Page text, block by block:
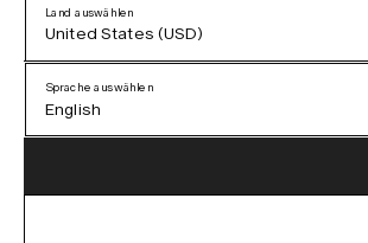
Land auswählen
United States (USD)
Austria (EUR)
Sprache auswählen
English
German